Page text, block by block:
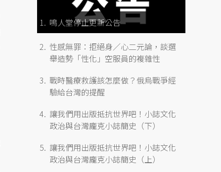
鳴人堂停止更新公告
性感無罪：拒絕身／心二元論，談選
舉造勢「性化」空服員的複雜性
戰時醫療救護該怎麼做？俄烏戰爭經
驗給台灣的提醒
讓我們用出版抵抗世界吧！小誌文化
政治與台灣龐克小誌簡史（下）
讓我們用出版抵抗世界吧！小誌文化
政治與台灣龐克小誌簡史（上）